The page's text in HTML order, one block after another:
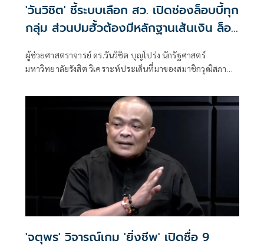
'วันวิชิต' ชี้ระบบเลือก สว. เปิดช่องล็อบบี้ทุก
กลุ่ม ส่วนปมฮั้วต้องมีหลักฐานเส้นเงิน ล็อก
กระแส แต่ไร้ Impact ทางกฎหมาย
ผู้ช่วยศาสตราจารย์ ดร.วันวิชิต บุญโปร่ง นักรัฐศาสตร์
มหาวิทยาลัยรังสิต วิเคราะห์ประเด็นที่มาของสมาชิกวุฒิสภา
สมัครต้องแนะนำตัว แลกเปลี่ยนข้อมูล และประสานการ
สนับสนุนระหว่างกัน โดยเฉพาะการเลือกในรอบไขว้ ซึ่งหากผู้
สมัครไม่พูดคุยหรือสร้างความรู้จักกับผู้อื่นเลย โอกาสได้รับ
'จตุพร' วิจารณ์เกม 'ยิ่งชีพ' เปิดชื่อ 9